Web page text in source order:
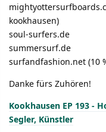
kookhausen)
soul-surfers.de
summersurf.de
surfandfashion.net (10
Danke fürs Zuhören!
Kookhausen EP 193 -
Segler, Künstler